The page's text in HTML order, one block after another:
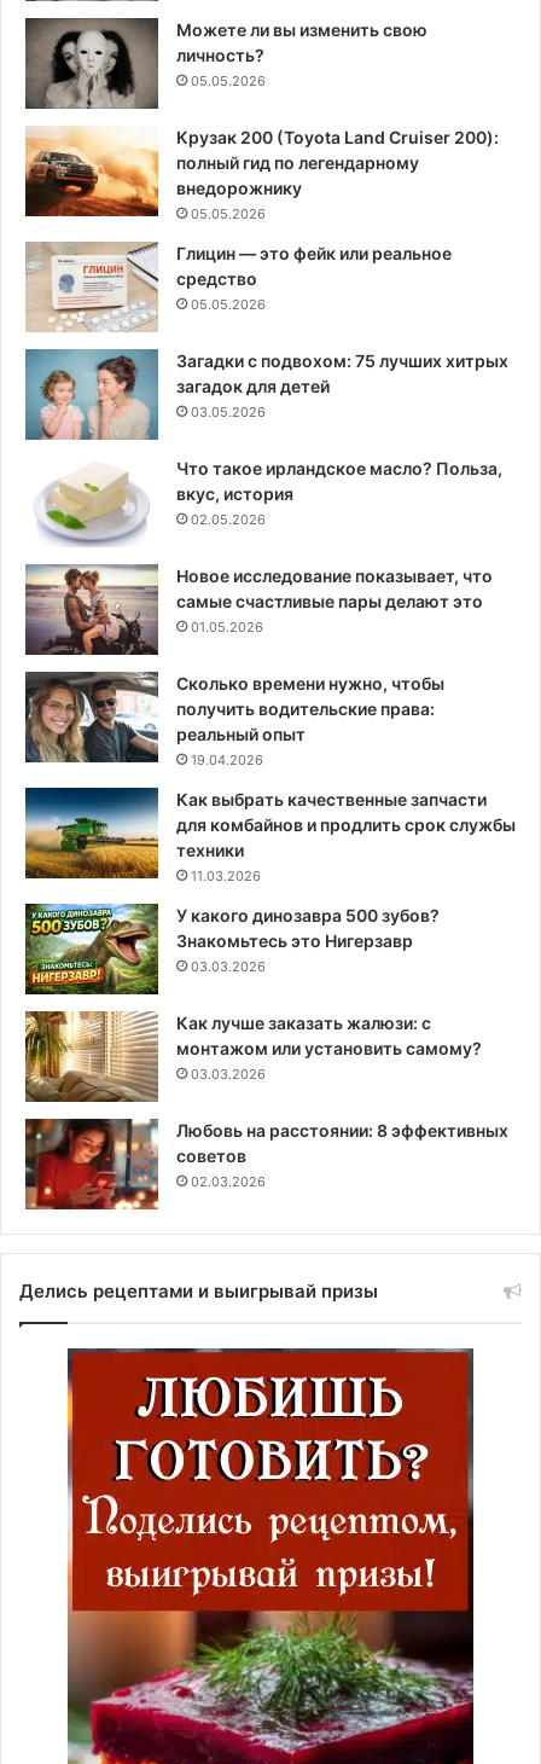
Можете ли вы изменить свою
личность?
05.05.2026
Крузак 200 (Toyota Land Cruiser 200):
полный гид по легендарному
внедорожнику
05.05.2026
Глицин — это фейк или реальное
средство
05.05.2026
Загадки с подвохом: 75 лучших хитрых
загадок для детей
03.05.2026
Что такое ирландское масло? Польза,
вкус, история
02.05.2026
Новое исследование показывает, что
самые счастливые пары делают это
01.05.2026
Сколько времени нужно, чтобы
получить водительские права:
реальный опыт
19.04.2026
Как выбрать качественные запчасти
для комбайнов и продлить срок службы
техники
11.03.2026
У какого динозавра 500 зубов?
Знакомьтесь это Нигерзавр
03.03.2026
Как лучше заказать жалюзи: с
монтажом или установить самому?
03.03.2026
Любовь на расстоянии: 8 эффективных
советов
02.03.2026
Делись рецептами и выигрывай призы